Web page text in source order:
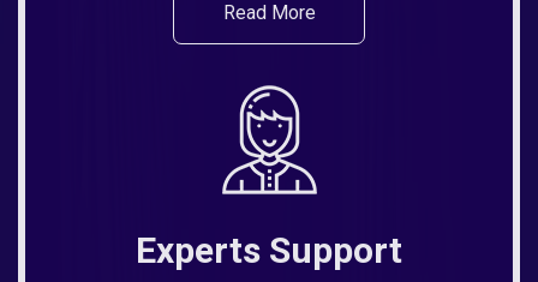
Read More
Experts Support